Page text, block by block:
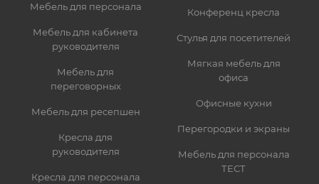
Мебель для персонала
Мебель для кабинета
руководителя
Мебель для
переговорных
Мебель для ресепшен
Кресла для
руководителя
Кресла для персонала
Конференц кресла
Стулья для посетителей
Мягкая мебель для
офиса
Офисные кухни
Перегородки и экраны
Мебель для персонала
ТЕСТ